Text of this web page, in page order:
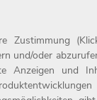
zum achten
Teil der Otto
Zustimmung
und/oder
Anzeigen und